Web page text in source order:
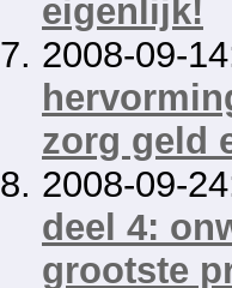
eigenlijk!
2008-09-
zorg geld
2008-09-
deel 4:
grootste